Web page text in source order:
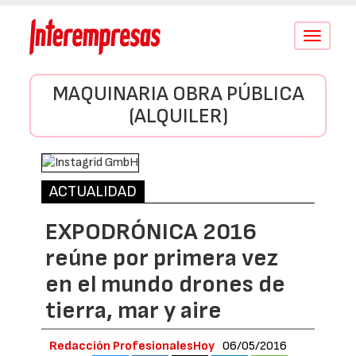
Conmutar
MAQUINARIA OBRA PÚBLICA
(ALQUILER)
ACTUALIDAD
EXPODRÓNICA 2016
reúne por primera vez
en el mundo drones de
tierra, mar y aire
Redacción ProfesionalesHoy 06/05/2016